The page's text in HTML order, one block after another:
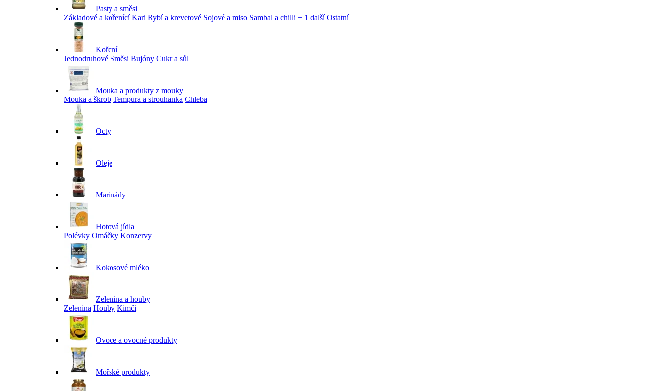
Pasty a směsi
Základové a kořenící Kari Rybí a krevetové Sojové a miso Sambal a chilli + 1 další Ostatní
Koření
Jednodruhové Směsi Bujóny Cukr a sůl
Mouka a produkty z mouky
Mouka a škrob Tempura a strouhanka Chleba
Octy
Oleje
Marinády
Hotová jídla
Polévky Omáčky Konzervy
Kokosové mléko
Zelenina a houby
Zelenina Houby Kimči
Ovoce a ovocné produkty
Mořské produkty